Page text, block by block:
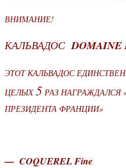
ВНИМАНИЕ!
КАЛЬВАДОСDOMAINE
ЭТОТ КАЛЬВАДОС
ЦЕЛЫХ 5 РАЗ
ПРЕЗИДЕНТА ФРАНЦИИ»
— COQUEREL Fine